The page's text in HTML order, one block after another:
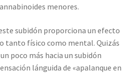
menores.
subidón proporciona un efecto
tanto físico como mental. Quizás
poco más hacia un subidón
lánguida de «apalanque en